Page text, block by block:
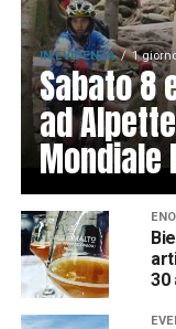
IN EVIDENZA 1
Sabato 8
ad
Mondiale
30